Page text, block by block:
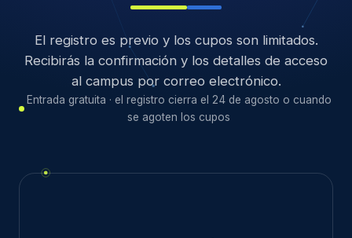
El registro es previo y los cupos son limitados.
Recibirás la confirmación y los detalles de acceso
al campus por correo electrónico.
Entrada gratuita · el registro cierra el 24 de agosto o cuando
se agoten los cupos